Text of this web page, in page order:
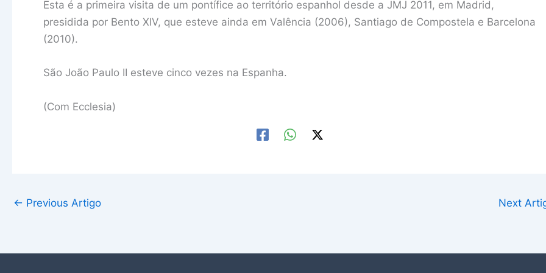
Esta é a primeira visita de um pontífice ao território espanhol desde a JMJ 2011, em Madrid,
presidida por Bento XIV, que esteve ainda em Valência (2006), Santiago de Compostela e Barcelona
(2010).
São João Paulo II esteve cinco vezes na Espanha.
(Com Ecclesia)
← Previous Artigo Next